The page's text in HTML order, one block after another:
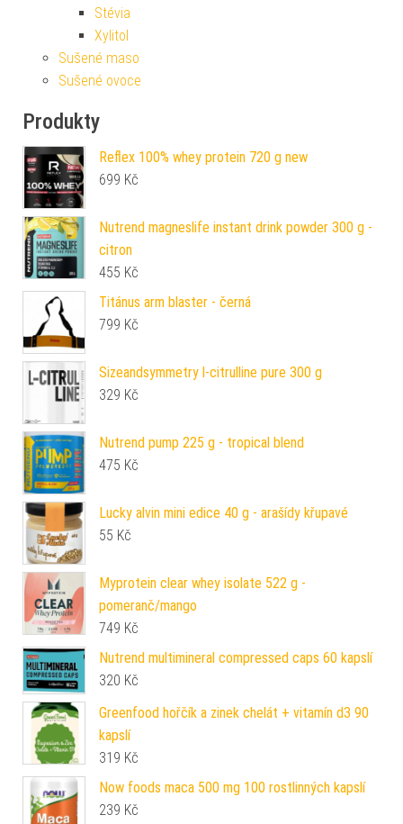
Stévia
Xylitol
Sušené maso
Sušené ovoce
Produkty
Reflex 100% whey protein 720 g new
699 Kč
Nutrend magneslife instant drink powder 300 g -
citron
455 Kč
Titánus arm blaster - černá
799 Kč
Sizeandsymmetry l-citrulline pure 300 g
329 Kč
Nutrend pump 225 g - tropical blend
475 Kč
Lucky alvin mini edice 40 g - arašídy křupavé
55 Kč
Myprotein clear whey isolate 522 g -
pomeranč/mango
749 Kč
Nutrend multimineral compressed caps 60 kapslí
320 Kč
Greenfood hořčík a zinek chelát + vitamín d3 90
kapslí
319 Kč
Now foods maca 500 mg 100 rostlinných kapslí
239 Kč